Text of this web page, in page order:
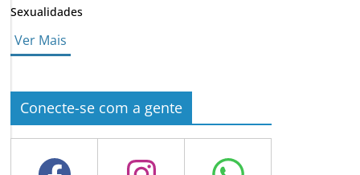
Sexualidades
Ver Mais
Conecte-se com a gente
Facebook Instagram WhatsApp